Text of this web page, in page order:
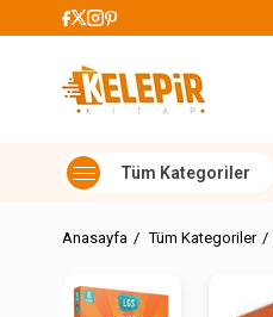
Anasayfa Tüm Kategoriler